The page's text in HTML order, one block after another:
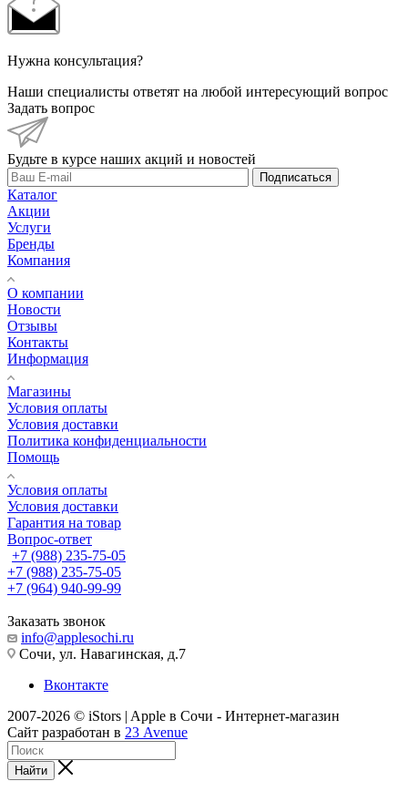
Нужна консультация?
Наши специалисты ответят на любой интересующий вопрос
Задать вопрос
Будьте в курсе наших акций и новостей
Подписаться
Каталог
Акции
Услуги
Бренды
Компания
О компании
Новости
Отзывы
Контакты
Информация
Магазины
Условия оплаты
Условия доставки
Политика конфиденциальности
Помощь
Условия оплаты
Условия доставки
Гарантия на товар
Вопрос-ответ
+7 (988) 235-75-05
+7 (988) 235-75-05
+7 (964) 940-99-99
Заказать звонок
info@applesochi.ru
Сочи, ул. Навагинская, д.7
Вконтакте
2007-2026 © iStors | Apple в Сочи - Интернет-магазин
Сайт разработан в 23 Avenue
Найти